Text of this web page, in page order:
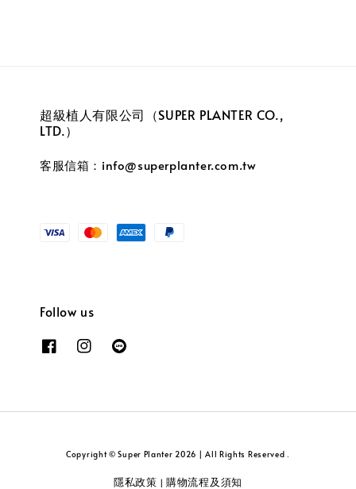
超級植人有限公司（SUPER PLANTER CO.,
LTD.）
客服信箱：info@superplanter.com.tw
Follow us
Copyright © Super Planter 2026 | All Rights Reserved .
隱私政策 | 購物流程及須知